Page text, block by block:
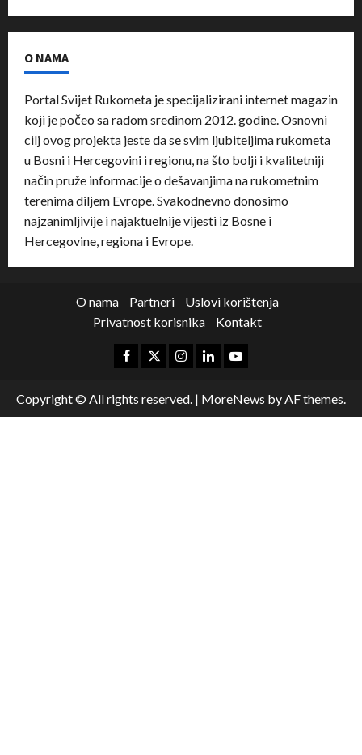
O NAMA
Portal Svijet Rukometa je specijalizirani internet magazin
koji je počeo sa radom sredinom 2012. godine. Osnovni
cilj ovog projekta jeste da se svim ljubiteljima rukometa
u Bosni i Hercegovini i regionu, na što bolji i kvalitetniji
način pruže informacije o dešavanjima na rukometnim
terenima diljem Evrope. Svakodnevno donosimo
najzanimljivije i najaktuelnije vijesti iz Bosne i
Hercegovine, regiona i Evrope.
O nama Partneri
Uslovi korištenja
Privatnost korisnika
Kontakt
Copyright © All rights reserved. | MoreNews by AF themes.